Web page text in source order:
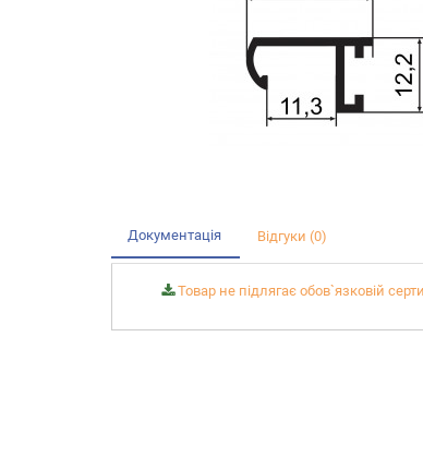
Документація Відгуки (0)
Товар не підлягає обов`язковій